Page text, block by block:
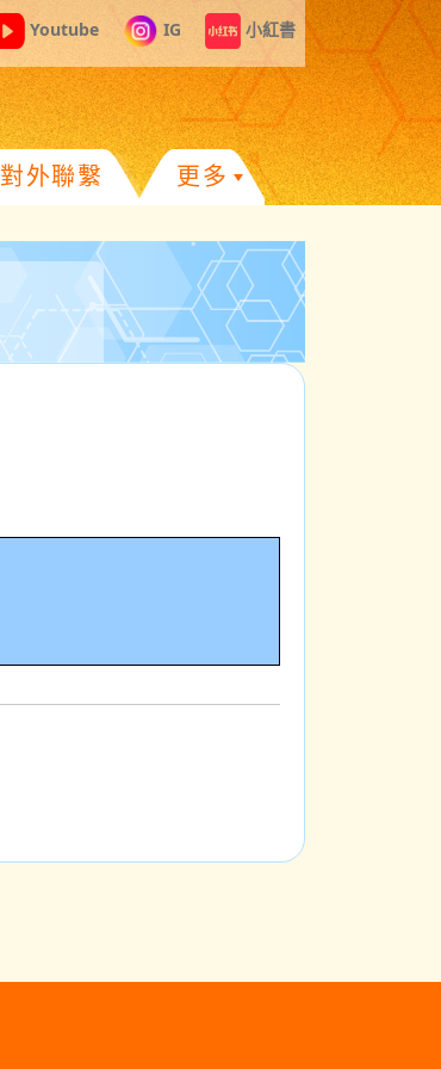
Youtube IG 小紅書
對外聯繫 更多